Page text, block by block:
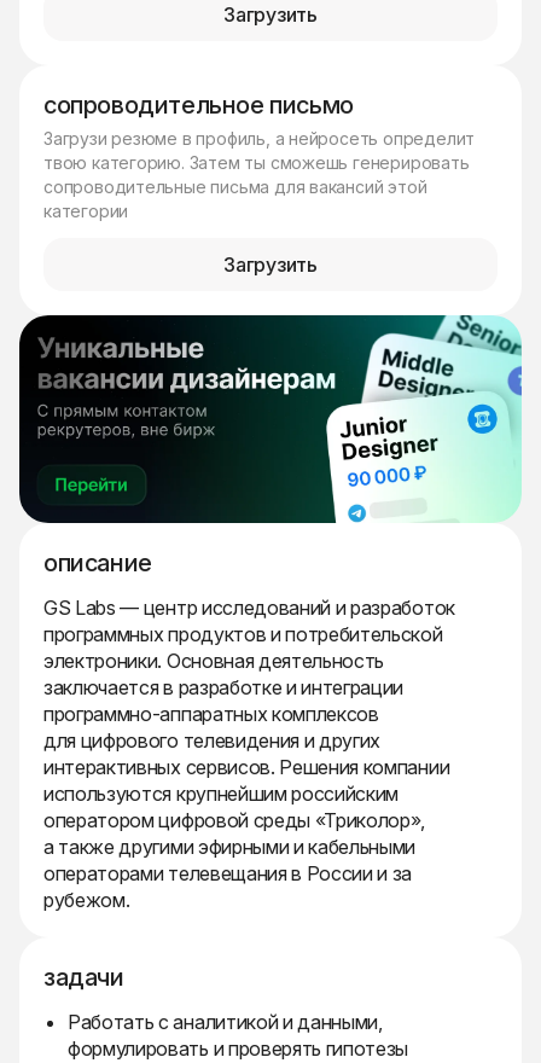
Загрузить
сопроводительное письмо
Загрузи резюме в профиль, а нейросеть определит
твою категорию. Затем ты сможешь генерировать
сопроводительные письма для вакансий этой
категории
Загрузить
описание
GS Labs — центр исследований и разработок
программных продуктов и потребительской
электроники. Основная деятельность
заключается в разработке и интеграции
программно-аппаратных комплексов
для цифрового телевидения и других
интерактивных сервисов. Решения компании
используются крупнейшим российским
оператором цифровой среды «Триколор»,
а также другими эфирными и кабельными
операторами телевещания в России и за
рубежом.
задачи
Работать с аналитикой и данными,
формулировать и проверять гипотезы